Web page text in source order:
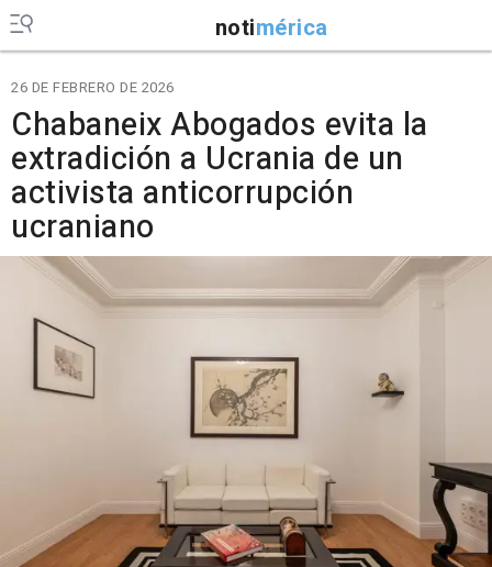
notimérica
26 DE FEBRERO DE 2026
Chabaneix Abogados evita la
extradición a Ucrania de un
activista anticorrupción
ucraniano